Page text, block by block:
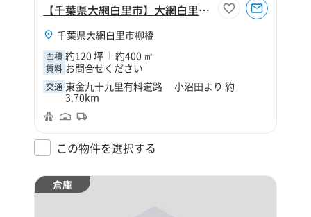
【千葉県大網白里市】大網白里市柳橋120坪倉庫
千葉県大網白里市柳橋
面積 約120 坪 約400 ㎡
賃料 お問合せください
交通 東金九十九里有料道路 小沼田より 約
3.70km
この物件を選択する
倉庫